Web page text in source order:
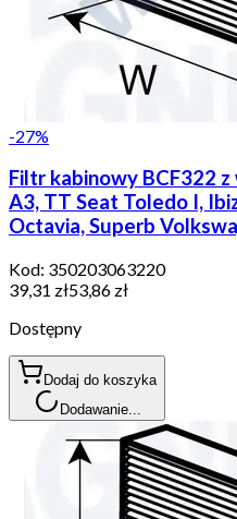
-27%
Filtr kabinowy BCF322
A3, TT Seat Toledo I,
Octavia, Superb
Kod: 350203063220
39,31 zł53,86 zł
Dostępny
Dodaj do koszyka
Dodawanie...